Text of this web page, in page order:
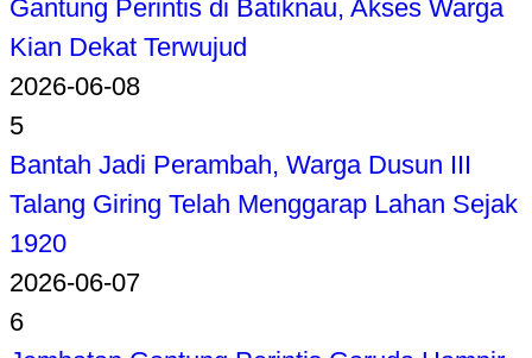
Gantung Perintis di Batiknau, Akses Warga
Kian Dekat Terwujud
2026-06-08
5
Bantah Jadi Perambah, Warga Dusun III
Talang Giring Telah Menggarap Lahan Sejak
1920
2026-06-07
6